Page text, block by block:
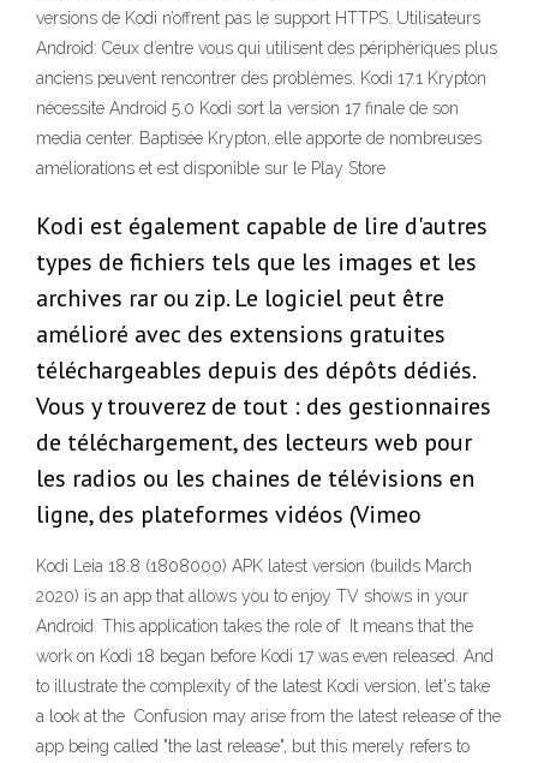
versions de Kodi n’offrent pas le support HTTPS. Utilisateurs
Android: Ceux d’entre vous qui utilisent des périphériques plus
anciens peuvent rencontrer des problèmes. Kodi 17.1 Krypton
nécessite Android 5.0 Kodi sort la version 17 finale de son
media center. Baptisée Krypton, elle apporte de nombreuses
améliorations et est disponible sur le Play Store
Kodi est également capable de lire d'autres
types de fichiers tels que les images et les
archives rar ou zip. Le logiciel peut être
amélioré avec des extensions gratuites
téléchargeables depuis des dépôts dédiés.
Vous y trouverez de tout : des gestionnaires
de téléchargement, des lecteurs web pour
les radios ou les chaines de télévisions en
ligne, des plateformes vidéos (Vimeo
Kodi Leia 18.8 (1808000) APK latest version (builds March
2020) is an app that allows you to enjoy TV shows in your
Android. This application takes the role of It means that the
work on Kodi 18 began before Kodi 17 was even released. And
to illustrate the complexity of the latest Kodi version, let's take
a look at the Confusion may arise from the latest release of the
app being called "the last release", but this merely refers to